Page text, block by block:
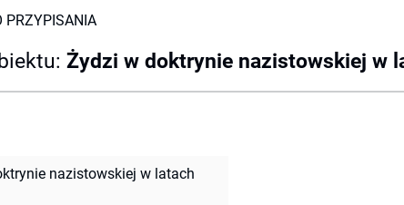
PRZYPISANIA
: Żydzi w doktrynie nazistowskiej w
nazistowskiej w latach